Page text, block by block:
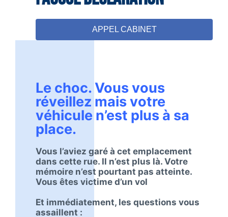
APPEL CABINET
Le choc. Vous vous
réveillez mais votre
véhicule n’est plus à sa
place.
Vous l’aviez garé à cet emplacement
dans cette rue. Il n’est plus là. Votre
mémoire n’est pourtant pas atteinte.
Vous êtes victime d’un vol
Et immédiatement, les questions vous
assaillent :